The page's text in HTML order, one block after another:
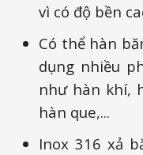
vì có độ bền
Có thể hàn
dụng nhiều
như hàn khí,
hàn que,...
Inox 316 xả